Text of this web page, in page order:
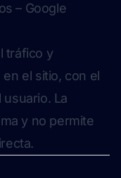
– Google
tráfico y
el sitio, con el
La
y no permite